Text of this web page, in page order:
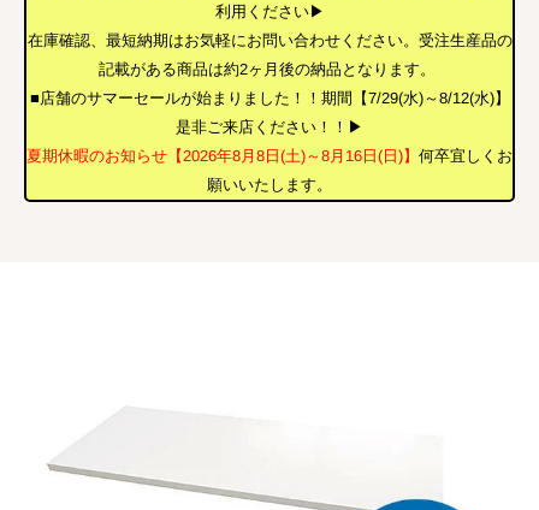
利用ください▶
在庫確認、最短納期はお気軽にお問い合わせください。受注生産品の
記載がある商品は約2ヶ月後の納品となります。
■店舗のサマーセールが始まりました！！期間【7/29(水)～8/12(水)】
是非ご来店ください！！▶
夏期休暇のお知らせ【2026年8月8日(土)～8月16日(日)】 何卒宜しくお
願いいたします。